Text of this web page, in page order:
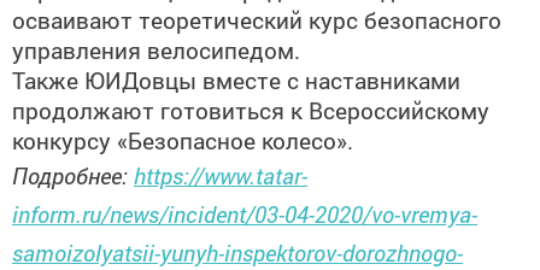
осваивают теоретический курс безопасного
управления велосипедом.
Также ЮИДовцы вместе с наставниками
продолжают готовиться к Всероссийскому
конкурсу «Безопасное колесо».
Подробнее: https://www.tatar-
inform.ru/news/incident/03-04-2020/vo-vremya-
samoizolyatsii-yunyh-inspektorov-dorozhnogo-